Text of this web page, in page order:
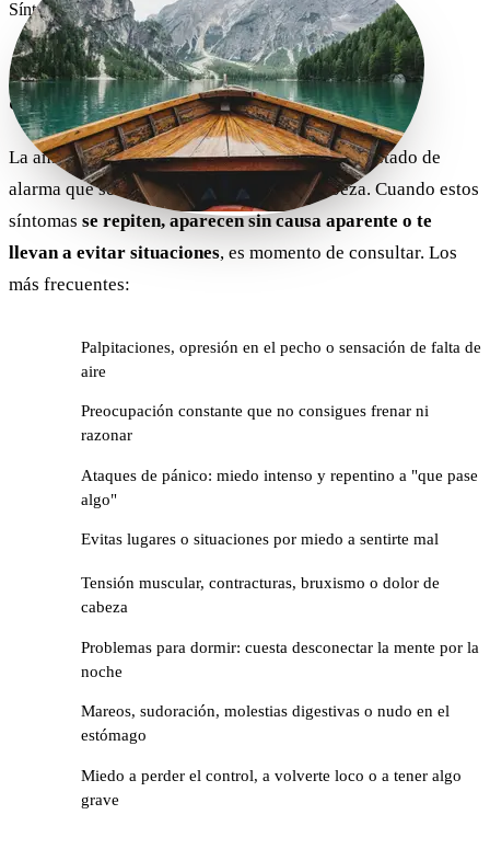
Síntomas de la ansiedad
¿Cómo se manifiesta la
ansiedad?
La ansiedad no es solo "estar nervioso": es un estado de
alarma que se nota en el cuerpo y en la cabeza. Cuando estos
síntomas se repiten, aparecen sin causa aparente o te
llevan a evitar situaciones, es momento de consultar. Los
más frecuentes:
Palpitaciones, opresión en el pecho o sensación de falta de
aire
Preocupación constante que no consigues frenar ni
razonar
Ataques de pánico: miedo intenso y repentino a "que pase
algo"
Evitas lugares o situaciones por miedo a sentirte mal
Tensión muscular, contracturas, bruxismo o dolor de
cabeza
Problemas para dormir: cuesta desconectar la mente por la
noche
Mareos, sudoración, molestias digestivas o nudo en el
estómago
Miedo a perder el control, a volverte loco o a tener algo
grave